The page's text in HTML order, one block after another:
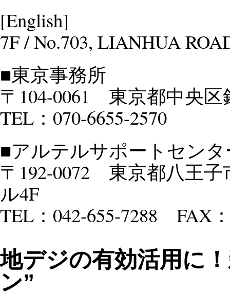
[English]
7F / No.703, LIANHUA
■東京事務所
〒104-0061 東京都中央
TEL：070-6655-2570
■アルテルサポートセン
〒192-0072 東京都八王
ル4F
TEL：042-655-7288 FAX
地デジの有効活用に
ン”